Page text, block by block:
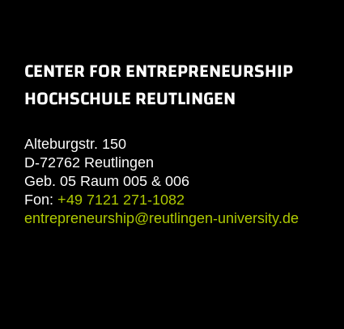
CENTER FOR ENTREPRENEURSHIP
HOCHSCHULE REUTLINGEN
Alteburgstr. 150
D-72762 Reutlingen
Geb. 05 Raum 005 & 006
Fon: +49 7121 271-1082
entrepreneurship@reutlingen-university.de